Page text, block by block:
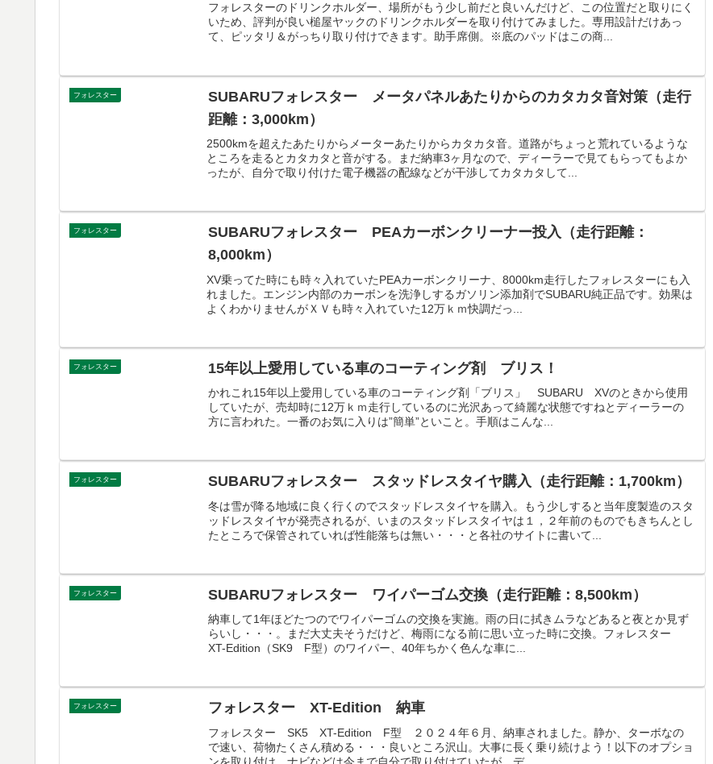
フォレスターのドリンクホルダー、場所がもう少し前だと良いんだけど、この位置だと取りにく
いため、評判が良い槌屋ヤックのドリンクホルダーを取り付けてみました。専用設計だけあっ
て、ピッタリ＆がっちり取り付けできます。助手席側。※底のパッドはこの商...
フォレスター
SUBARUフォレスター メータパネルあたりからのカタカタ音対策（走行
距離：3,000km）
2500kmを超えたあたりからメーターあたりからカタカタ音。道路がちょっと荒れているような
ところを走るとカタカタと音がする。まだ納車3ヶ月なので、ディーラーで見てもらってもよか
ったが、自分で取り付けた電子機器の配線などが干渉してカタカタして...
フォレスター
SUBARUフォレスター PEAカーボンクリーナー投入（走行距離：
8,000km）
XV乗ってた時にも時々入れていたPEAカーボンクリーナ、8000km走行したフォレスターにも入
れました。エンジン内部のカーボンを洗浄しするガソリン添加剤でSUBARU純正品です。効果は
よくわかりませんがＸＶも時々入れていた12万ｋｍ快調だっ...
フォレスター 15年以上愛用している車のコーティング剤 ブリス！
かれこれ15年以上愛用している車のコーティング剤「ブリス」 SUBARU XVのときから使用
していたが、売却時に12万ｋｍ走行しているのに光沢あって綺麗な状態ですねとディーラーの
方に言われた。一番のお気に入りは”簡単”といこと。手順はこんな...
フォレスター SUBARUフォレスター スタッドレスタイヤ購入（走行距離：1,700km）
冬は雪が降る地域に良く行くのでスタッドレスタイヤを購入。もう少しすると当年度製造のスタ
ッドレスタイヤが発売されるが、いまのスタッドレスタイヤは１，２年前のものでもきちんとし
たところで保管されていれば性能落ちは無い・・・と各社のサイトに書いて...
フォレスター SUBARUフォレスター ワイパーゴム交換（走行距離：8,500km）
納車して1年ほどたつのでワイパーゴムの交換を実施。雨の日に拭きムラなどあると夜とか見ず
らいし・・・。まだ大丈夫そうだけど、梅雨になる前に思い立った時に交換。フォレスター
XT-Edition（SK9 F型）のワイパー、40年ちかく色んな車に...
フォレスター フォレスター XT-Edition 納車
フォレスター SK5 XT-Edition F型 ２０２４年６月、納車されました。静か、ターボなの
で速い、荷物たくさん積める・・・良いところ沢山。大事に長く乗り続けよう！以下のオプショ
ンを取り付け。ナビなどは今まで自分で取り付けていたが、デ...